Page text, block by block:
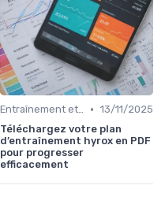
Entraînement et Techniques • 13/11/2025
Téléchargez votre plan
d’entraînement hyrox en PDF
pour progresser
efficacement